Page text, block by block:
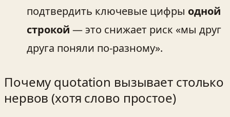
подтвердить ключевые цифры одной
строкой — это снижает риск «мы друг
друга поняли по-разному».
Почему quotation вызывает столько
нервов (хотя слово простое)